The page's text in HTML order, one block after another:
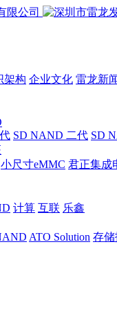
架构 企业文化 雷龙新
SD NAND 二代 SD
小尺寸eMMC 君正集成
计算 互联 乐鑫
ATO Solution 存